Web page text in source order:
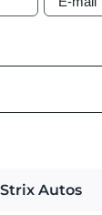
Strix Autos